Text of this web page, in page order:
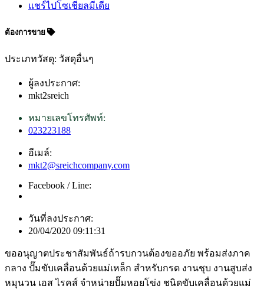
แชร์ไปโซเชียลมีเดีย
ต้องการขาย
ประเภทวัสดุ: วัสดุอื่นๆ
ผู้ลงประกาศ:
mkt2sreich
หมายเลขโทรศัพท์:
023223188
อีเมล์:
mkt2@sreichcompany.com
Facebook / Line:
วันที่ลงประกาศ:
20/04/2020 09:11:31
ขออนุญาตประชาสัมพันธ์ถ้ารบกวนต้องขออภัย พร้อมส่งภาค
กลาง ปั๊มขับเคลื่อนด้วยแม่เหล็ก สำหรับกรด งานชุบ งานสูบส่ง
หมุนวน เอส ไรคส์ จำหน่ายปั๊มหอยโข่ง ชนิดขับเคลื่อนด้วยแม่